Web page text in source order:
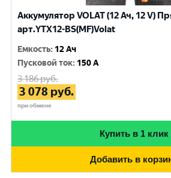
Аккумулятор VOLAT (12 Ач, 12 V)
арт.YTX12-BS(MF)Volat
Емкость: 12 Ач
Пусковой ток: 150 A
3 186руб.
3 078 руб.
при обмене
Купить в 1 клик
Добавить в